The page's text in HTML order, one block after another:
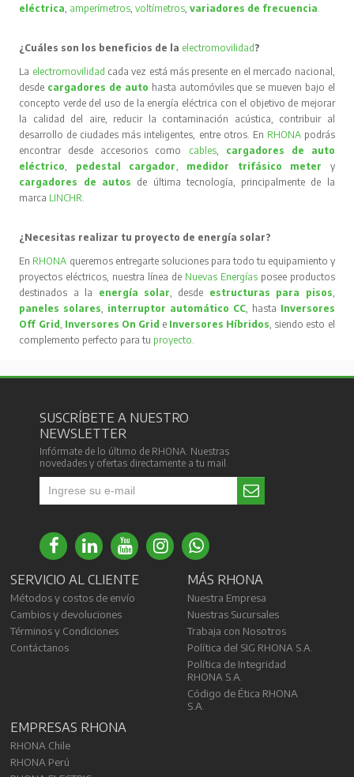
eléctrica, amperímetros,voltímetros,variadores de frecuencia.
¿Cuáles son los beneficios de la electromovilidad ?
La electromovilidad cada vez está más presente en el mercado nacional,
desde cargadores de auto hasta automóviles que se mueven bajo el
concepto verde del uso de la energía eléctrica con el objetivo de mejorar
la calidad del aire, reducir la contaminación acústica, contribuir al
desarrollo de ciudades más inteligentes, entre otros. En RHONA podrás
encontrar desde accesorios como cables, cargadores de auto
eléctrico, pedestal cargador, medidor trifásico meter
y
cargadores de autos de última tecnología, principalmente de la
marca LINCHR.
¿Necesitas realizar tu proyecto de energía solar?
En RHONA queremos entregarte soluciones para todo tu equipamiento y
proyectos eléctricos, nuestra línea de Nuevas Energíasposee productos
destinados a la energía solar, desde estructuras para pisos,
paneles solares, interruptor automático CC, hasta Inversores
Off Grid, Inversores On Grid e Inversores Híbridos, siendo esto el
complemento perfecto para tu proyecto.
SUSCRÍBETE A NUESTRO
NEWSLETTER
Infórmate de lo último de RHONA. Nuestras
novedades y ofertas directamente a tu mail.
SERVICIO AL CLIENTE
Métodos y costos de envío
Cambios y devoluciones
Términos y Condiciones
Contáctanos
MÁS RHONA
Nuestra Empresa
Nuestras Sucursales
Trabaja con Nosotros
Política del SIG RHONA S.A.
Política de Integridad
RHONA S.A.
Código de Ética RHONA
S.A.
EMPRESAS RHONA
RHONA Chile
RHONA Perú